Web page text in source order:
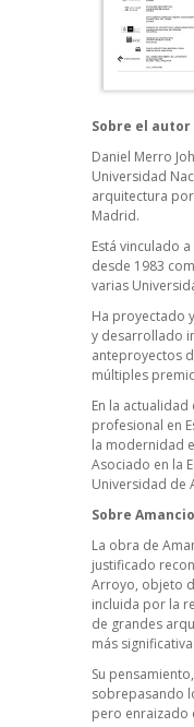
Sobre el autor
Daniel Merro
Universidad
arquitectura
Madrid.
Está vinculado
desde 1983
varias
Ha proyectado
y desarrollado
anteproyectos
múltiples
En la
profesional en
la modernidad
Asociado en la
Universidad de
Sobre
La obra de
justificado
Arroyo, objeto
incluida por la
de grandes
más
Su
sobrepasando
pero enraizado